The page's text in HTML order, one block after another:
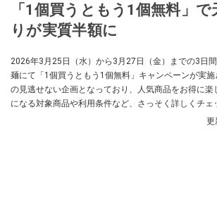
「1個買うともう1個無料」
りが実質半額に
2026年3月25日（水）から3月27日（金）までの3日
麺にて「1個買うともう1個無料」キャンペーンが実
の見逃せない企画となっており、人気商品をお得に楽
になる対象商品や利用条件など、さっそく詳しくチェ
更